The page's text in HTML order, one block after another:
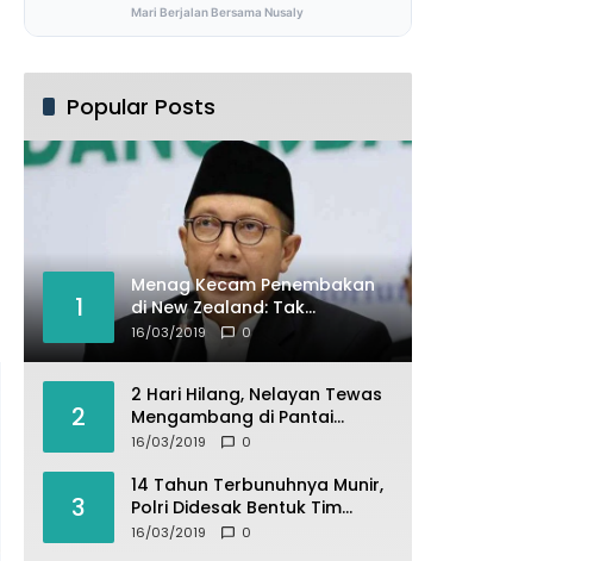
Mari Berjalan Bersama Nusaly
Popular Posts
1
Menag Kecam Penembakan
di New Zealand: Tak
Berperikemanusiaan!
16/03/2019 0
2
2 Hari Hilang, Nelayan Tewas
Mengambang di Pantai
Cipalawah Garut
16/03/2019 0
3
14 Tahun Terbunuhnya Munir,
Polri Didesak Bentuk Tim
Khusus
16/03/2019 0